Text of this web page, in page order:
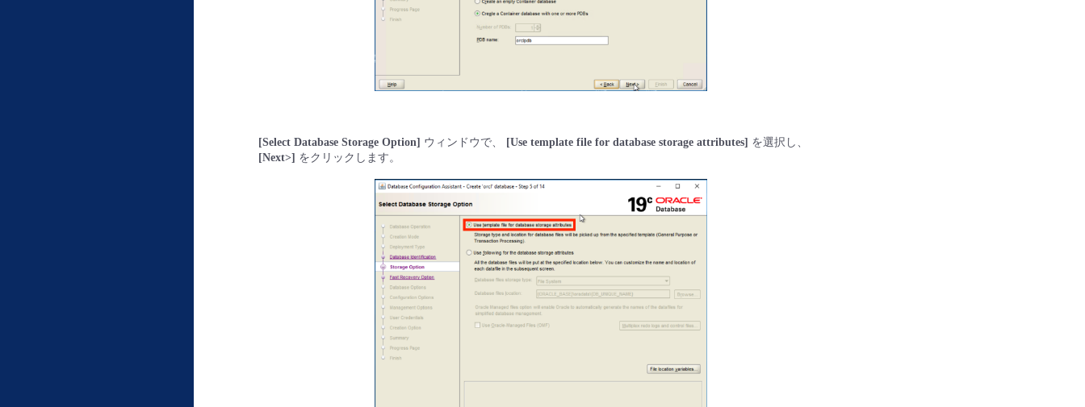
[Select Database Storage Option] ウィンドウで、 [Use template file for database storage attributes] を選択し、
[Next>] をクリックします。